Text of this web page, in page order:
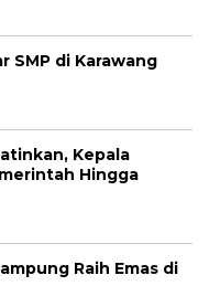
SMP di Karawang
Kepala
Hingga
Raih Emas di